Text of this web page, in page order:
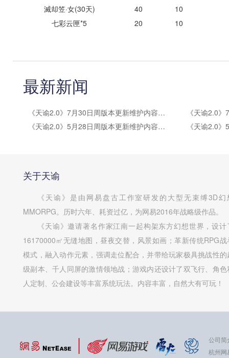
滅却笠·女(30天)
40
10
七彩云匣*5
20 10
最新新闻
《天谕2.0》7月30日周版本更新维护内容公告
《天谕2.0》5月28日周版本更新维护内容公告
关于天谕
《天谕》是由网易盘古工作室研发的大型无束缚3D幻
MMORPG。历时六年、耗资过亿，为网易2016年战略级作品。
《天谕》邀请著名作家江南一起构架东方幻想世界，设计
16170000㎡无缝地图，昼夜交替，风景如画；革新传统RPG战
模式，融入动作元素，强调走位配合，并带给玩家极具挑战性的
级副本、千人同屏的激情领地战；游戏内还设计了双飞行、角色
人定制、公会建设等丰富系统玩法。内容丰富，自然大有可玩！
公司简
杭州